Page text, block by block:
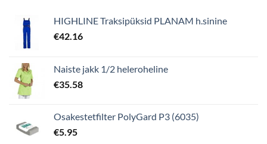
HIGHLINE Traksipüksid PLANAM h.sinine
€42.16
Naiste jakk 1/2 heleroheline
€35.58
Osakestetfilter PolyGard P3 (6035)
€5.95